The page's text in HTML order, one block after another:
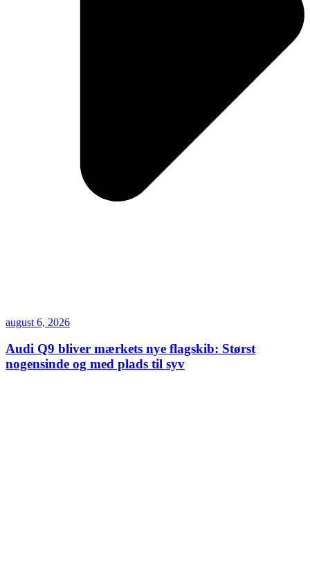
august 6, 2026
Audi Q9 bliver mærkets nye flagskib: Størst
nogensinde og med plads til syv